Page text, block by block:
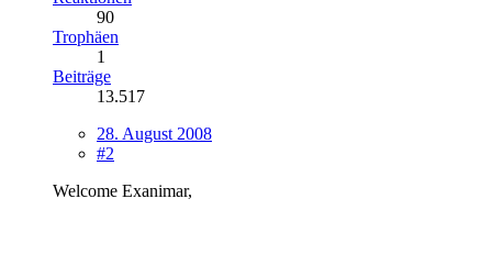
90
Trophäen
1
Beiträge
13.517
28. August 2008
#2
Welcome Exanimar,